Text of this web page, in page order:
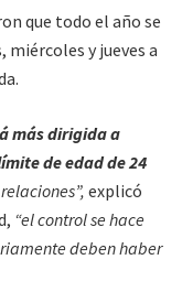
que todo el año se
y jueves a
más dirigida a
de edad de 24
explicó
“el control se hace
deben haber